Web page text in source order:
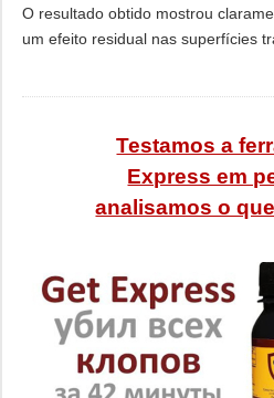
O resultado obtido mostrou
um efeito residual nas superfícies
Testamos a
Express em
analisamos o